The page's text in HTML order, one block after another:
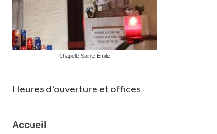
Chapelle Sainte Émilie
Heures d'ouverture et offices
Accueil